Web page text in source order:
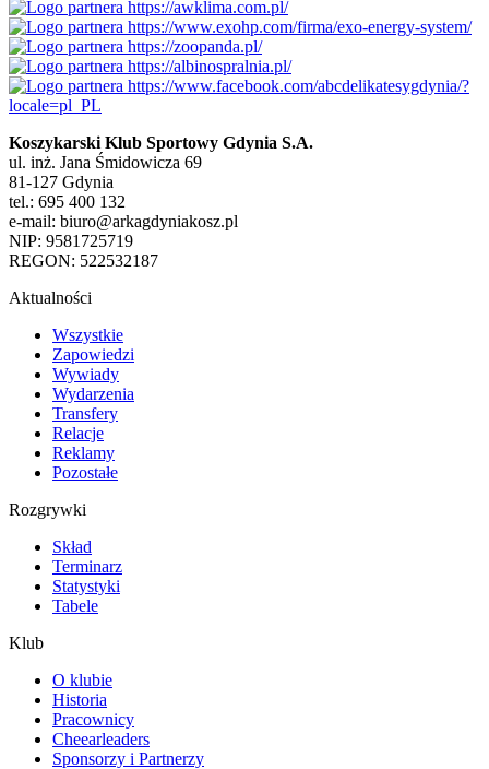
Koszykarski Klub Sportowy Gdynia S.A.
ul. inż. Jana Śmidowicza 69
81-127 Gdynia
tel.: 695 400 132
e-mail: biuro@arkagdyniakosz.pl
NIP: 9581725719
REGON: 522532187
Aktualności
Wszystkie
Zapowiedzi
Wywiady
Wydarzenia
Transfery
Relacje
Reklamy
Pozostałe
Rozgrywki
Skład
Terminarz
Statystyki
Tabele
Klub
O klubie
Historia
Pracownicy
Cheearleaders
Sponsorzy i Partnerzy